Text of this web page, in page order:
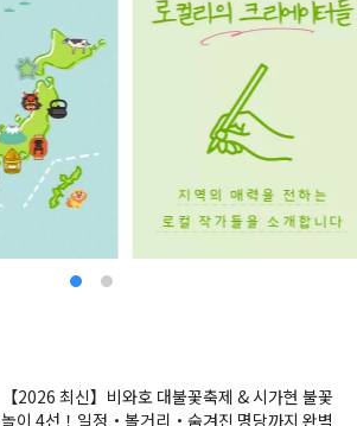
【2026 최신】비와호 대불꽃축제 & 시가현 불꽃
놀이 4선！일정・볼거리・숨겨진 명당까지 완벽